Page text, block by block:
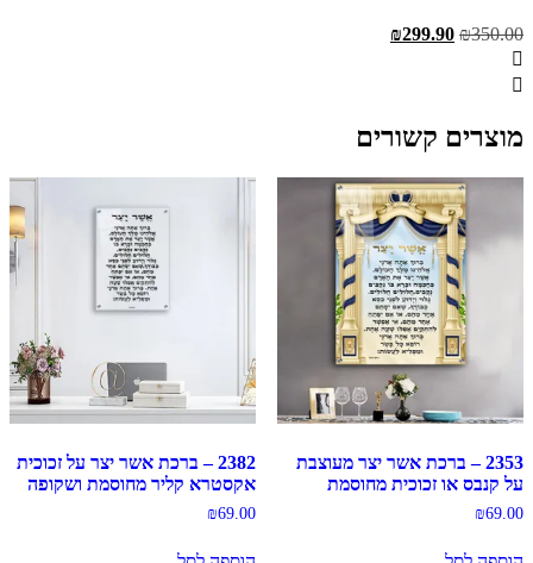
₪350.00
המחיר ₪299.90
מוצרים קשורים
2353 – ברכת אשר יצר מעוצבת
על קנבס או זכוכית מחוסמת
₪69.00
2382 – ברכת אשר יצר על זכוכית
אקסטרא קליר מחוסמת ושקופה
₪69.00